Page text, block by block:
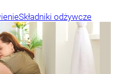
Składniki odżywcze